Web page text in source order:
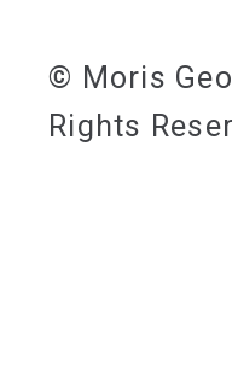
© Moris
Rights